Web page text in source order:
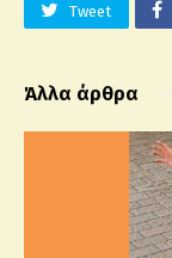
Tweet
Άλλα άρθρα